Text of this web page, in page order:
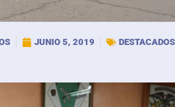
JUNIO 5, 2019 DESTACADOS